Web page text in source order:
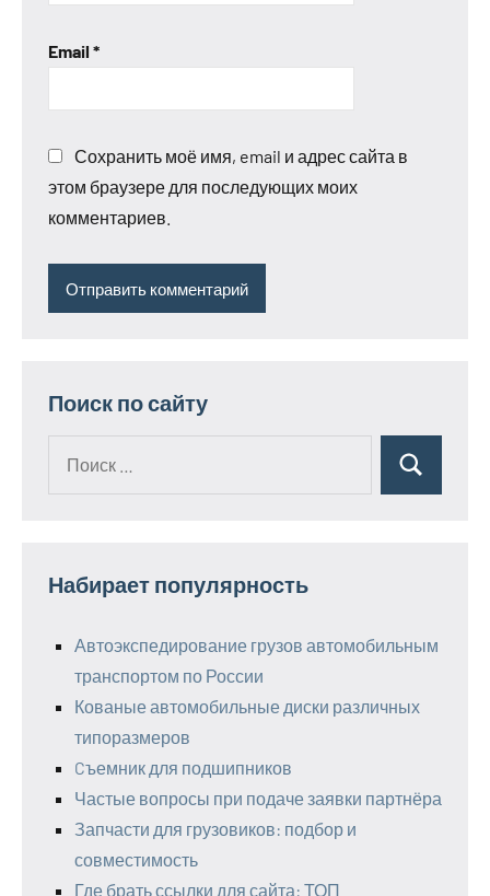
Email *
Сохранить моё имя, email и адрес сайта в
этом браузере для последующих моих
комментариев.
Поиск по сайту
Поиск
Набирает популярность
Автоэкспедирование грузов автомобильным
транспортом по России
Кованые автомобильные диски различных
типоразмеров
Cъемник для подшипников
Частые вопросы при подаче заявки партнёра
Запчасти для грузовиков: подбор и
совместимость
Где брать ссылки для сайта: ТОП